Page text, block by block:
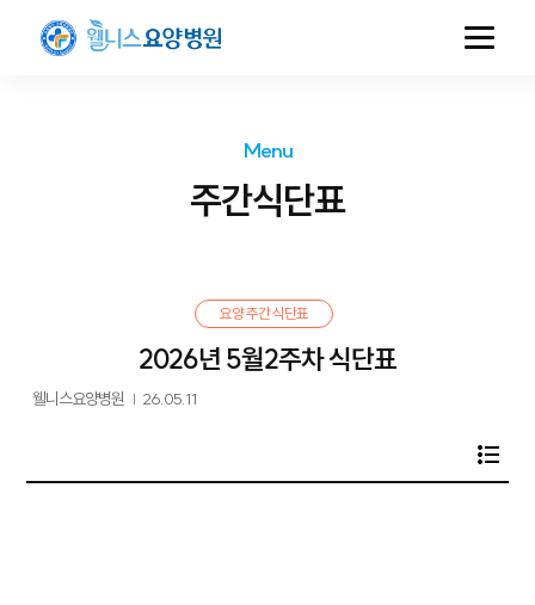
Menu
주간식단표
요양 주간 식단표
2026년 5월2주차 식단표
웰니스요양병원 | 26.05.11